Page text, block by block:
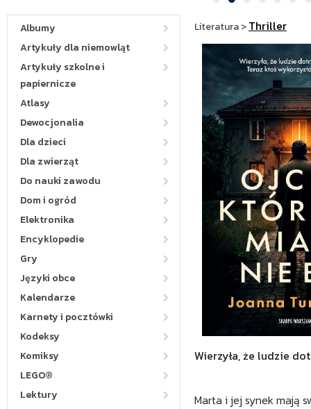
Albumy
Artykuły dla niemowląt
Artykuły szkolne i
papiernicze
Atlasy
Dewocjonalia
Dla dzieci
Dla zwierząt
Do nauki zawodu
Dom i ogród
Elektronika
Encyklopedie
Gry
Języki obce
Kalendarze
Karnety i pocztówki
Kodeksy
Komiksy
LEGO®
Lektury
Literatura>Thriller
Wierzyła, że ludzie
Marta i jej synek mają